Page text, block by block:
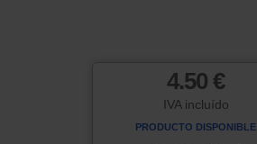
4.50 €
IVA incluído
PRODUCTO DISPONIBLE